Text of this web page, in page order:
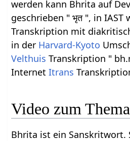
werden kann Bhrita auf
geschrieben " भृत ", in IAST
Transkription mit
in der Harvard-Kyoto
Velthuis Transkription "
InternetItrans
Video zum
Bhrita ist ein Sanskritwort.